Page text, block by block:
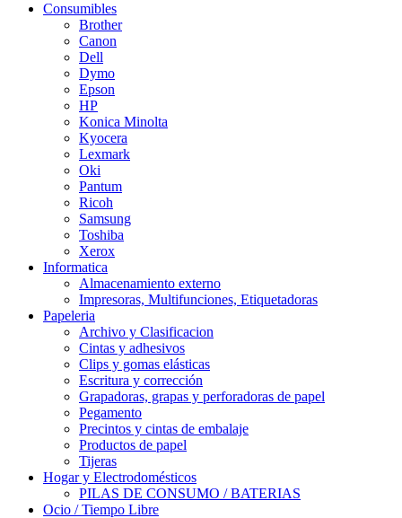
Consumibles
Brother
Canon
Dell
Dymo
Epson
HP
Konica Minolta
Kyocera
Lexmark
Oki
Pantum
Ricoh
Samsung
Toshiba
Xerox
Informatica
Almacenamiento externo
Impresoras, Multifunciones, Etiquetadoras
Papeleria
Archivo y Clasificacion
Cintas y adhesivos
Clips y gomas elásticas
Escritura y corrección
Grapadoras, grapas y perforadoras de papel
Pegamento
Precintos y cintas de embalaje
Productos de papel
Tijeras
Hogar y Electrodomésticos
PILAS DE CONSUMO / BATERIAS
Ocio / Tiempo Libre